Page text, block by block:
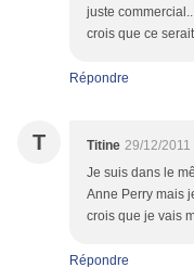
juste
crois que ce
Répondre
T Titine 29/12/2011
Je suis dans le
Anne Perry mais
crois que je vais
Répondre